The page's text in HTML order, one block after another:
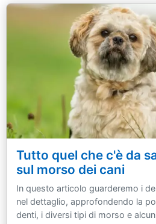
Tutto quel che c'è da
sul morso dei cani
In questo articolo guarderemo i
nel dettaglio, approfondendo la
denti, i diversi tipi di morso e